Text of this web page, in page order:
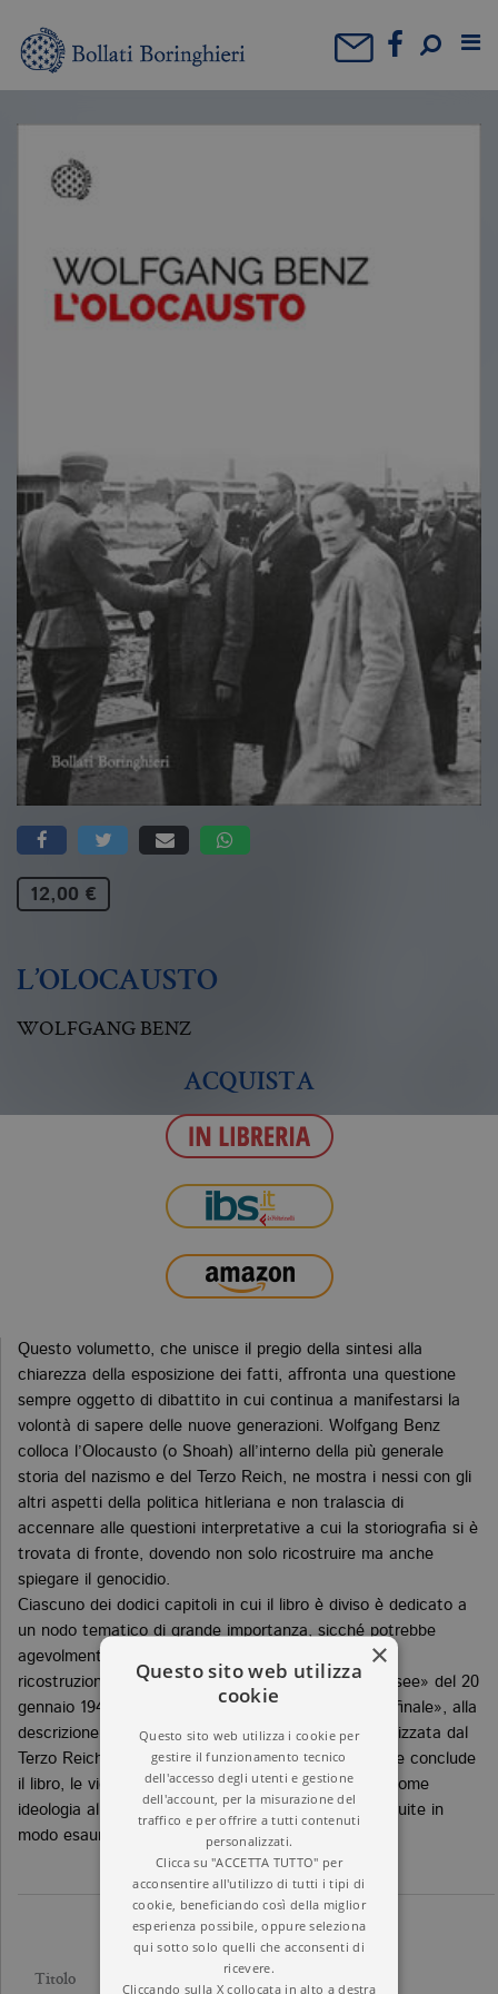
12,00 €
L’OLOCAUSTO
WOLFGANG BENZ
ACQUISTA
Questo volumetto, che unisce il pregio della sintesi alla
chiarezza della esposizione dei fatti, affronta una questione
sempre oggetto di dibattito in cui continua a manifestarsi la
volontà di sapere delle nuove generazioni. Wolfgang Benz
colloca l’Olocausto (o Shoah) all’interno della più generale
storia del nazismo e del Terzo Reich, ne mostra i nessi con gli
altri aspetti della politica hitleriana e non tralascia di
accennare alle questioni interpretative a cui la storiografia si è
trovata di fronte, dovendo non solo ricostruire ma anche
spiegare il genocidio.
Ciascuno dei dodici capitoli in cui il libro è diviso è dedicato a
un nodo tematico di grande importanza, sicché potrebbe
agevolmente essere letto in modo autonomo. Dalla
ricostruzione della cosiddetta «conferenza di Wannsee» del 20
gennaio 1942, dove fu sistematizzata la «soluzione finale», alla
descrizione analitica della macchina genocida organizzata dal
Terzo Reich con metodi «scientifici» e industriali che conclude
il libro, le vicende del passaggio dall’antisemitismo come
ideologia alla pratica dello sterminio vengono ricostruite in
modo esauriente e accessibile.
Titolo L’OLOCAUSTO
×
Questo sito web utilizza
cookie
Questo sito web utilizza i cookie per
gestire il funzionamento tecnico
dell'accesso degli utenti e gestione
dell'account, per la misurazione del
traffico e per offrire a tutti contenuti
personalizzati.
Clicca su "ACCETTA TUTTO" per
acconsentire all'utilizzo di tutti i tipi di
cookie, beneficiando così della miglior
esperienza possibile, oppure seleziona
qui sotto solo quelli che acconsenti di
ricevere.
Cliccando sulla X collocata in alto a destra